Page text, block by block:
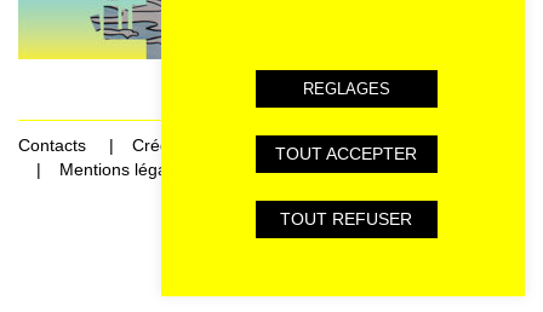
Contacts
Crédits
Mentions légales et données personnelles
REGLAGES
TOUT ACCEPTER
TOUT REFUSER